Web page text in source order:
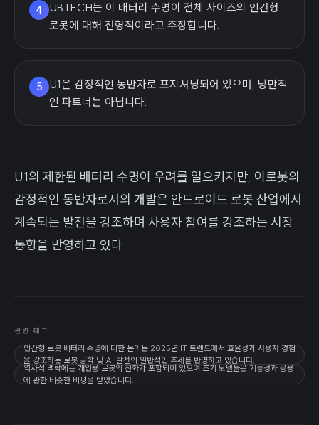
4
UBTECH는 이 배터리 수명이 전체 사이즈의 인간형
로봇에 대해 전형적이라고 주장합니다.
5
U1은 감정적인 동반자로 포지셔닝되어 있으며, 낭만적
인 파트너는 아닙니다.
U1의 제한된 배터리 수명이 우려를 일으키지만, 이로봇의
감정적인 동반자로서의 개발은 안드로이드 로봇 산업에서
계속되는 발전을 강조하며 사용자 참여를 강조하는 시장
동향을 반영하고 있다.
관련 태그
인간형 로봇 배터리 수명에 대한 논의는 2025년 IT 트렌드에서 효율성과 사용자 경험
을 강조하는 로봇 공학 및 AI 발전의 일반적인 추세를 반영하고 있습니다.
역사적 맥락에는 개인용 로봇의 진화가 포함되어 있으며 초기 모델들은 기능성과 응용
에 관한 비슷한 비평을 받았습니다.